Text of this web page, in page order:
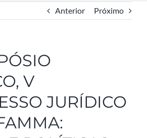
Anterior Próximo
V
JURÍDICO